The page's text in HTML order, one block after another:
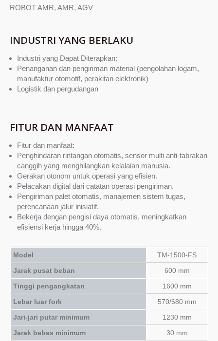
ROBOT AMR, AMR, AGV
INDUSTRI YANG BERLAKU
Industri yang Dapat Diterapkan:
Penanganan dan pengiriman material (pengolahan logam,
manufaktur otomotif, perakitan elektronik)
Logistik dan pergudangan
FITUR DAN MANFAAT
Fitur dan manfaat:
Penghindaran rintangan otomatis, sensor multi anti-tabrakan
canggih yang menghilangkan kelalaian manusia.
Gerakan otonom untuk operasi yang efisien.
Pelacakan digital dari catatan operasi pengiriman.
Pengiriman palet otomatis, manajemen sistem tugas,
perencanaan jalur inisiatif.
Bekerja dengan pengisi daya otomatis, meningkatkan
efisiensi kerja hingga 40%.
Model
TM-1500-FS
Jarak pusat beban
600 mm
Tinggi pengangkatan
1600 mm
Lebar luar fork
570/680 mm
Jari-jari putar minimum
1230 mm
Jarak bebas minimum
30 mm